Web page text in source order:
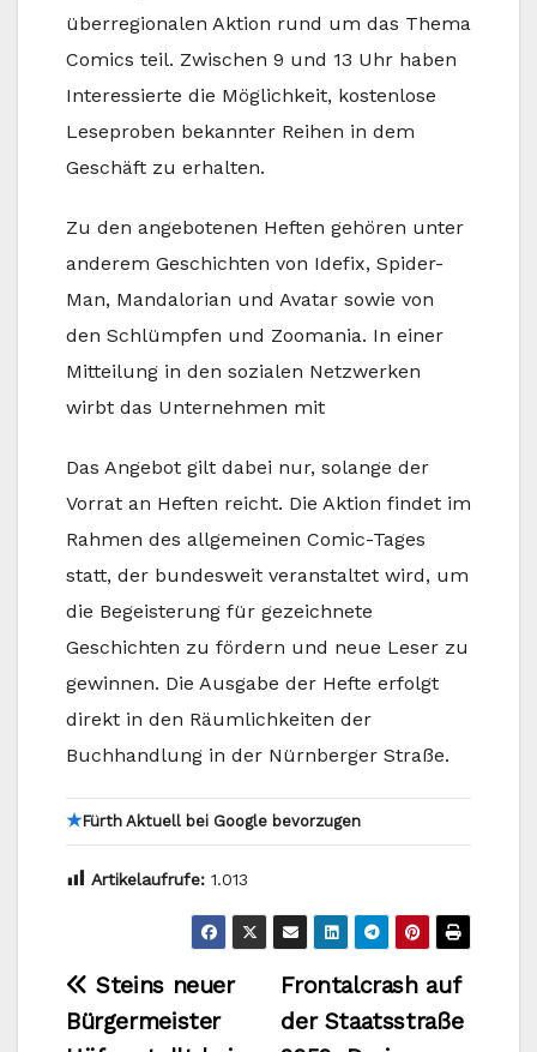
überregionalen Aktion rund um das Thema
Comics teil. Zwischen 9 und 13 Uhr haben
Interessierte die Möglichkeit, kostenlose
Leseproben bekannter Reihen in dem
Geschäft zu erhalten.
Zu den angebotenen Heften gehören unter
anderem Geschichten von Idefix, Spider-
Man, Mandalorian und Avatar sowie von
den Schlümpfen und Zoomania. In einer
Mitteilung in den sozialen Netzwerken
wirbt das Unternehmen mit
Das Angebot gilt dabei nur, solange der
Vorrat an Heften reicht. Die Aktion findet im
Rahmen des allgemeinen Comic-Tages
statt, der bundesweit veranstaltet wird, um
die Begeisterung für gezeichnete
Geschichten zu fördern und neue Leser zu
gewinnen. Die Ausgabe der Hefte erfolgt
direkt in den Räumlichkeiten der
Buchhandlung in der Nürnberger Straße.
★Fürth Aktuell bei Google bevorzugen
Artikelaufrufe: 1.013
Beitragsnavigation
Frontalcrash auf
der Staatsstraße
Steins neuer
Bürgermeister